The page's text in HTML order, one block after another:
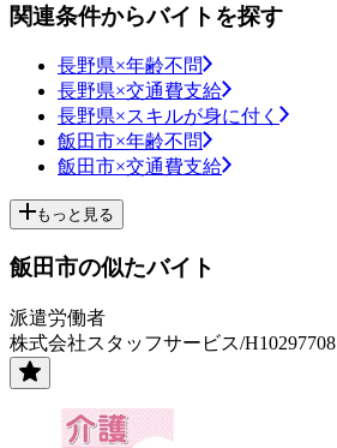
関連条件からバイトを探す
長野県×年齢不問
長野県×交通費支給
長野県×スキルが身に付く
飯田市×年齢不問
飯田市×交通費支給
もっと見る
飯田市の似たバイト
派遣労働者
株式会社スタッフサービス/H10297708